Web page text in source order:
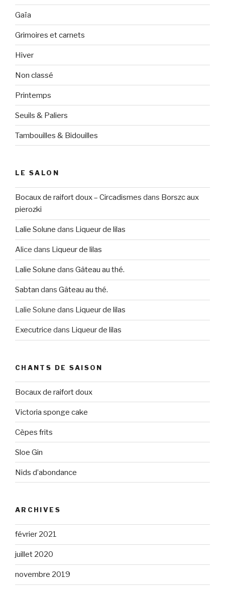
Gaïa
Grimoires et carnets
Hiver
Non classé
Printemps
Seuils & Paliers
Tambouilles & Bidouilles
LE SALON
Bocaux de raifort doux – Circadismes dans Borszc aux
pierozki
Lalie Solune dans Liqueur de lilas
Alice dans Liqueur de lilas
Lalie Solune dans Gâteau au thé.
Sabtan dans Gâteau au thé.
Lalie Solune dans Liqueur de lilas
Executrice dans Liqueur de lilas
CHANTS DE SAISON
Bocaux de raifort doux
Victoria sponge cake
Cèpes frits
Sloe Gin
Nids d’abondance
ARCHIVES
février 2021
juillet 2020
novembre 2019